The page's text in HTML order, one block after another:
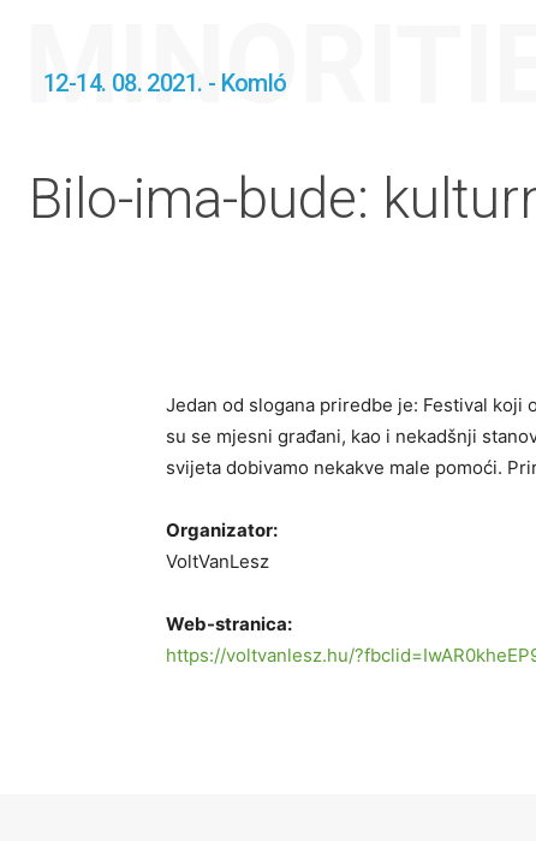
12-14. 08. 2021. - Komló
Bilo-ima-bude:
Jedan od slogana priredbe je: Festival koji
su se mjesni građani, kao i nekadšnji
svijeta dobivamo nekakve male pomoći.
Organizator:
VoltVanLesz
Web-stranica:
https://voltvanlesz.hu/